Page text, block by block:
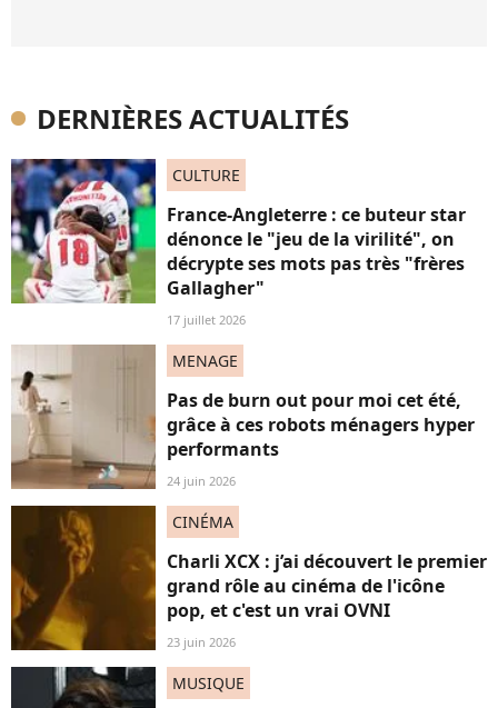
DERNIÈRES ACTUALITÉS
CULTURE
France-Angleterre : ce buteur star
dénonce le "jeu de la virilité", on
décrypte ses mots pas très "frères
Gallagher"
17 juillet 2026
MENAGE
Pas de burn out pour moi cet été,
grâce à ces robots ménagers hyper
performants
24 juin 2026
CINÉMA
Charli XCX : j’ai découvert le premier
grand rôle au cinéma de l'icône
pop, et c'est un vrai OVNI
23 juin 2026
MUSIQUE